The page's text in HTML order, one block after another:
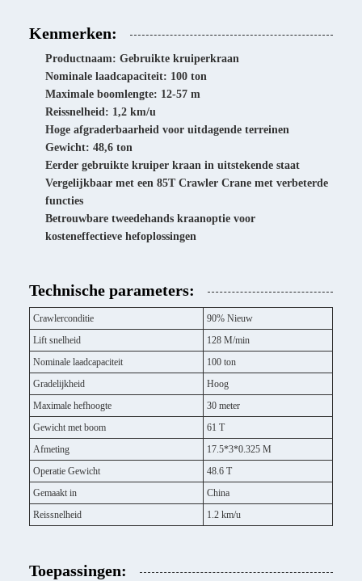
Kenmerken:
Productnaam: Gebruikte kruiperkraan
Nominale laadcapaciteit: 100 ton
Maximale boomlengte: 12-57 m
Reissnelheid: 1,2 km/u
Hoge afgraderbaarheid voor uitdagende terreinen
Gewicht: 48,6 ton
Eerder gebruikte kruiper kraan in uitstekende staat
Vergelijkbaar met een 85T Crawler Crane met verbeterde
functies
Betrouwbare tweedehands kraanoptie voor
kosteneffectieve hefoplossingen
Technische parameters:
Crawlerconditie
90% Nieuw
Lift snelheid
128 M/min
Nominale laadcapaciteit
100 ton
Gradelijkheid
Hoog
Maximale hefhoogte
30 meter
Gewicht met boom
61 T
Afmeting
17.5*3*0.325 M
Operatie Gewicht
48.6 T
Gemaakt in
China
Reissnelheid
1.2 km/u
Toepassingen: